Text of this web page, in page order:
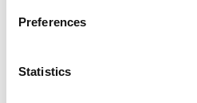
Preferences
Statistics